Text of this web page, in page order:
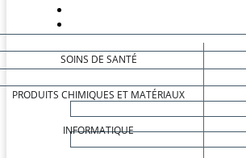
SOINS DE SANTÉ
PRODUITS CHIMIQUES ET MATÉRIAUX
INFORMATIQUE